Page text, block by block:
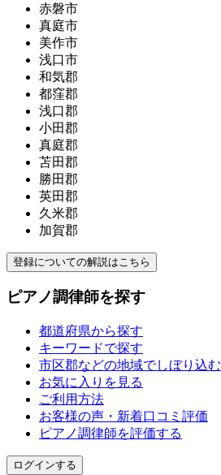
赤磐市
真庭市
美作市
浅口市
和気郡
都窪郡
浅口郡
小田郡
真庭郡
苫田郡
勝田郡
英田郡
久米郡
加賀郡
登録についての解説はこちら
ピアノ調律師を探す
都道府県から探す
キーワードで探す
市区郡などの地域でしぼり込む
お気に入りを見る
ご利用方法
お客様の声・新着口コミ評価
ピアノ調律師を評価する
ログインする